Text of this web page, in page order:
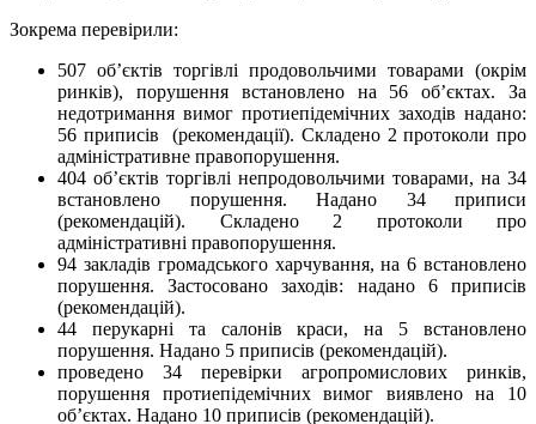
Зокрема перевірили:
507 об’єктів торгівлі продовольчими товарами (окрім
ринків), порушення встановлено на 56 об’єктах. За
недотримання вимог протиепідемічних заходів надано:
56 приписів (рекомендації). Складено 2 протоколи про
адміністративне правопорушення.
404 об’єктів торгівлі непродовольчими товарами, на 34
встановлено порушення. Надано 34 приписи
(рекомендацій). Складено 2 протоколи про
адміністративні правопорушення.
94 закладів громадського харчування, на 6 встановлено
порушення. Застосовано заходів: надано 6 приписів
(рекомендацій).
44 перукарні та салонів краси, на 5 встановлено
порушення. Надано 5 приписів (рекомендацій).
проведено 34 перевірки агропромислових ринків,
порушення протиепідемічних вимог виявлено на 10
об’єктах. Надано 10 приписів (рекомендацій).